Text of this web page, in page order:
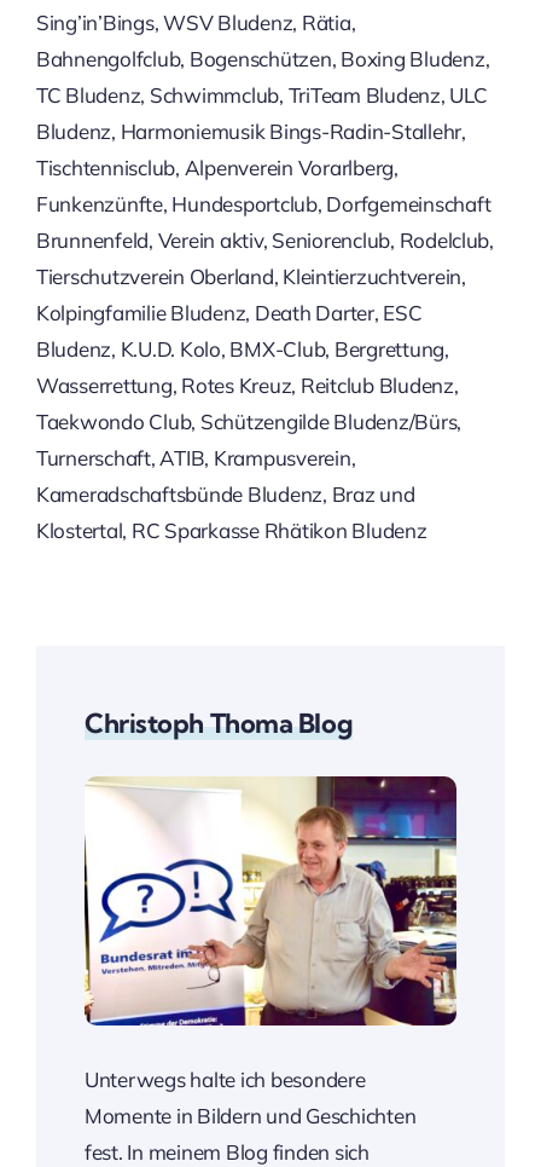
Sing’in’Bings, WSV Bludenz, Rätia,
Bahnengolfclub, Bogenschützen, Boxing Bludenz,
TC Bludenz, Schwimmclub, TriTeam Bludenz, ULC
Bludenz, Harmoniemusik Bings-Radin-Stallehr,
Tischtennisclub, Alpenverein Vorarlberg,
Funkenzünfte, Hundesportclub, Dorfgemeinschaft
Brunnenfeld, Verein aktiv, Seniorenclub, Rodelclub,
Tierschutzverein Oberland, Kleintierzuchtverein,
Kolpingfamilie Bludenz, Death Darter, ESC
Bludenz, K.U.D. Kolo, BMX-Club, Bergrettung,
Wasserrettung, Rotes Kreuz, Reitclub Bludenz,
Taekwondo Club, Schützengilde Bludenz/Bürs,
Turnerschaft, ATIB, Krampusverein,
Kameradschaftsbünde Bludenz, Braz und
Klostertal, RC Sparkasse Rhätikon Bludenz
Christoph Thoma Blog
Unterwegs halte ich besondere
Momente in Bildern und Geschichten
fest. In meinem Blog finden sich